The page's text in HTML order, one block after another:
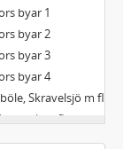
byar 1
byar 2
byar 3
byar 4
Skravelsjö m fl
m fl
Hörnsjö